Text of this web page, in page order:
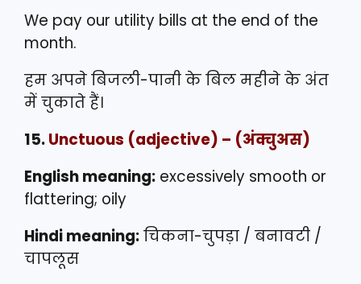
We pay our utility bills at the end of the
month.
हम अपने बिजली-पानी के बिल महीने के अंत
में चुकाते हैं।
15.Unctuous (adjective) – (अंक्चुअस)
English meaning: excessively smooth or
flattering; oily
Hindi meaning:चिकना-चुपड़ा / बनावटी /
चापलूस